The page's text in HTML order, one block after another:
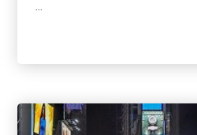
...